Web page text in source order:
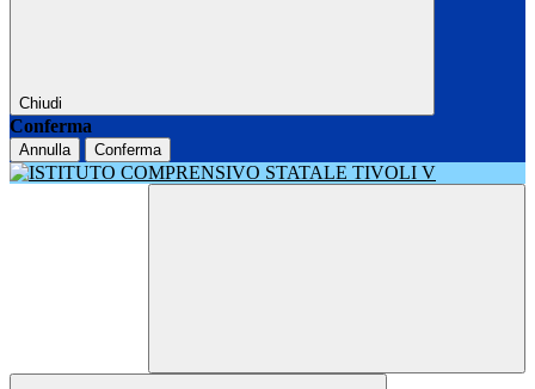
Chiudi
Conferma
Annulla Conferma